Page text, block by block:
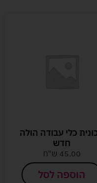
כלי עבודה הולה
חדש
45.00 ש"ח
הוספה לסל